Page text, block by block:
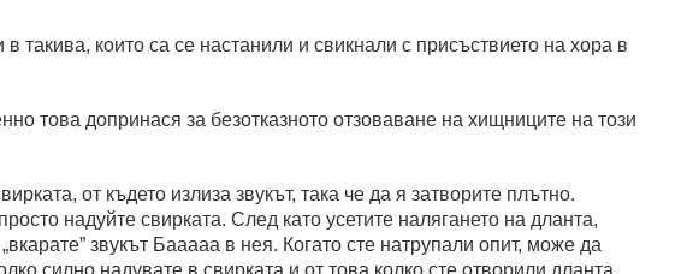
които са се настанили и свикнали с присъствието на хора в
това допринася за безотказното отзоваване на хищниците на този
от където излиза звукът, така че да я затворите плътно.
надуйте свирката. След като усетите налягането на дланта,
звукът Бааааа в нея. Когато сте натрупали опит, може да